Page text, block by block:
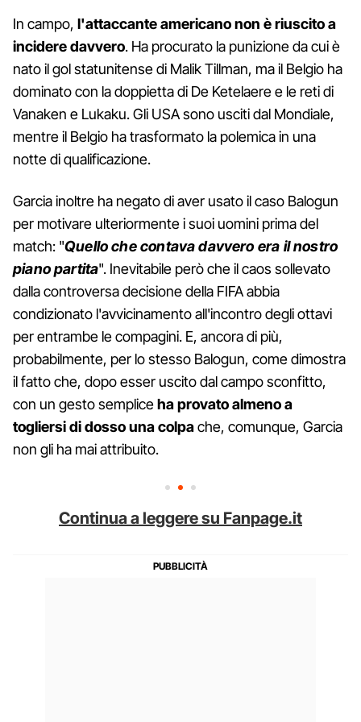
In campo, l'attaccante americano non è riuscito a
incidere davvero. Ha procurato la punizione da cui è
nato il gol statunitense di Malik Tillman, ma il Belgio ha
dominato con la doppietta di De Ketelaere e le reti di
Vanaken e Lukaku. Gli USA sono usciti dal Mondiale,
mentre il Belgio ha trasformato la polemica in una
notte di qualificazione.
Garcia inoltre ha negato di aver usato il caso Balogun
per motivare ulteriormente i suoi uomini prima del
match: "Quello che contava davvero era il nostro
piano partita". Inevitabile però che il caos sollevato
dalla controversa decisione della FIFA abbia
condizionato l'avvicinamento all'incontro degli ottavi
per entrambe le compagini. E, ancora di più,
probabilmente, per lo stesso Balogun, come dimostra
il fatto che, dopo esser uscito dal campo sconfitto,
con un gesto sempliceha provato almeno a
togliersi di dosso una colpache, comunque, Garcia
non gli ha mai attribuito.
Continua a leggere su Fanpage.it